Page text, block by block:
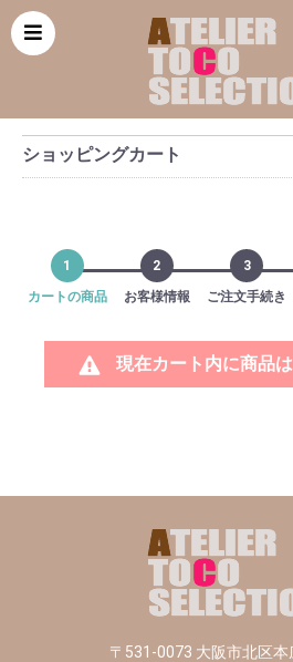
ショッピングカート
1
カートの商品
2
お客様情報
3
ご注文手続き
現在カート内に商品は
〒531-0073 大阪市北区本